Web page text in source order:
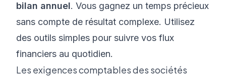
bilan annuel. Vous gagnez un temps précieux
sans compte de résultat complexe. Utilisez
des outils simples pour suivre vos flux
financiers au quotidien.
Les exigences comptables des sociétés